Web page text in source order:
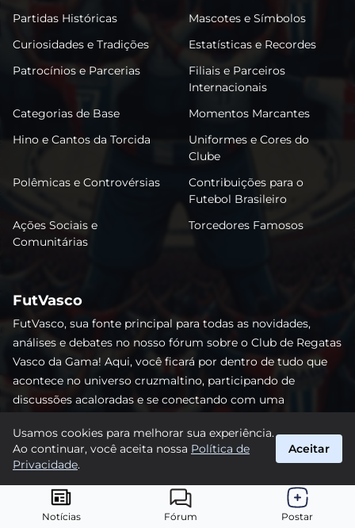
Notícias Fórum Postar
Partidas Históricas
Mascotes e Símbolos
Curiosidades e Tradições
Estatísticas e Recordes
Patrocínios e Parcerias
Filiais e Parceiros
Internacionais
Categorias de Base
Momentos Marcantes
Hino e Cantos da Torcida
Uniformes e Cores do
Clube
Polêmicas e Controvérsias
Contribuições para o
Futebol Brasileiro
Ações Sociais e
Comunitárias
Torcedores Famosos
FutVasco
FutVasco, sua fonte principal para todas as novidades,
análises e debates no nosso fórum sobre o Club de Regatas
Vasco da Gama! Aqui, você ficará por dentro de tudo que
acontece no universo cruzmaltino, participando de
discussões acaloradas e se conectando com uma
nenhum lance e acompanhe de perto o caminho do Vasco
rumo às vitórias! #Vasco #FutVasco
© 2026 FutVasco. Todos os direitos reservados.
Usamos cookies para melhorar sua experiência.
Ao continuar, você aceita nossa Política de
Privacidade.
Aceitar